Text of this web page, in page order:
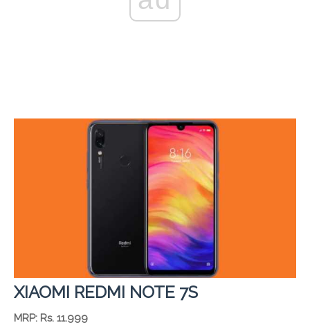
XIAOMI REDMI NOTE 7S
MRP: Rs. 11.999